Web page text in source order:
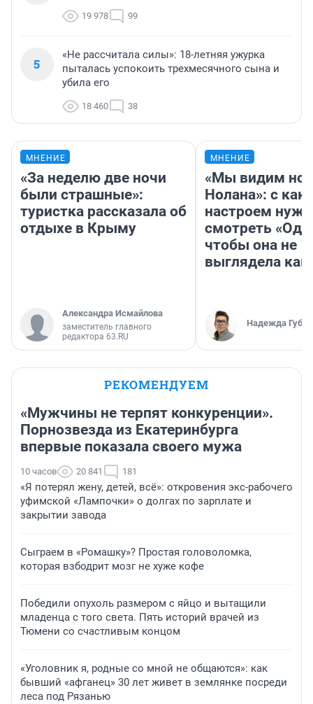
19 978 99
5
«Не рассчитала силы»: 18-летняя ужурка
пыталась успокоить трехмесячного сына и
убила его
18 460 38
МНЕНИЕ
«За неделю две ночи
были страшные»:
туристка рассказала об
отдыхе в Крыму
Александра Исмайлова
заместитель главного
редактора 63.RU
МНЕНИЕ
«Мы видим
Нолана»: с
настроем
смотреть
чтобы она не
выглядела как
Надежда
РЕКОМЕНДУЕМ
«Мужчины не терпят конкуренции».
Порнозвезда из Екатеринбурга
впервые показала своего мужа
10 часов 20 841 181
«Я потерял жену, детей, всё»: откровения экс-рабочего
уфимской «Лампочки» о долгах по зарплате и
закрытии завода
Сыграем в «Ромашку»? Простая головоломка,
которая взбодрит мозг не хуже кофе
Победили опухоль размером с яйцо и вытащили
младенца с того света. Пять историй врачей из
Тюмени со счастливым концом
«Уголовник я, родные со мной не общаются»: как
бывший «афганец» 30 лет живет в землянке посреди
леса под Рязанью